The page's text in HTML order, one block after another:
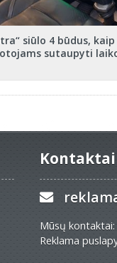
siūlo 4 būdus, kaip
sutaupyti
Kontaktai
Mūsų kontaktai:
Reklama